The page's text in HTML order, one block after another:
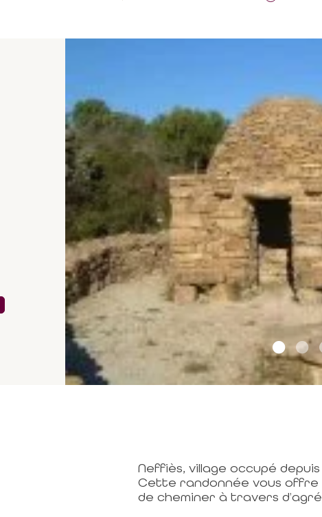
Neffiès, village occupé
Cette randonnée vous offre
de cheminer à travers